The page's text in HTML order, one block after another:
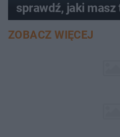
sprawdź, jaki
ZOBACZ WIĘCEJ